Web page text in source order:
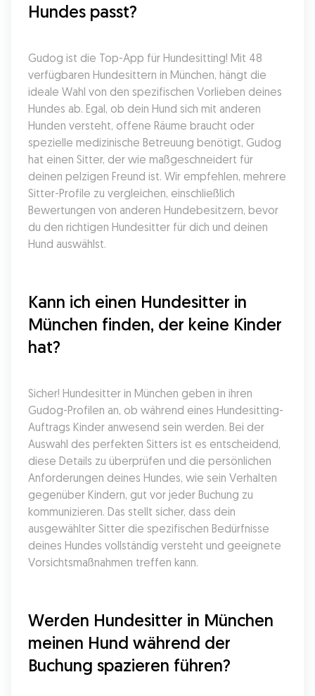
Hundes passt?
Gudog ist die Top-App für Hundesitting! Mit 48
verfügbaren Hundesittern in München, hängt die
ideale Wahl von den spezifischen Vorlieben deines
Hundes ab. Egal, ob dein Hund sich mit anderen
Hunden versteht, offene Räume braucht oder
spezielle medizinische Betreuung benötigt, Gudog
hat einen Sitter, der wie maßgeschneidert für
deinen pelzigen Freund ist. Wir empfehlen, mehrere
Sitter-Profile zu vergleichen, einschließlich
Bewertungen von anderen Hundebesitzern, bevor
du den richtigen Hundesitter für dich und deinen
Hund auswählst.
Kann ich einen Hundesitter in
München finden, der keine Kinder
hat?
Sicher! Hundesitter in München geben in ihren
Gudog-Profilen an, ob während eines Hundesitting-
Auftrags Kinder anwesend sein werden. Bei der
Auswahl des perfekten Sitters ist es entscheidend,
diese Details zu überprüfen und die persönlichen
Anforderungen deines Hundes, wie sein Verhalten
gegenüber Kindern, gut vor jeder Buchung zu
kommunizieren. Das stellt sicher, dass dein
ausgewählter Sitter die spezifischen Bedürfnisse
deines Hundes vollständig versteht und geeignete
Vorsichtsmaßnahmen treffen kann.
Werden Hundesitter in München
meinen Hund während der
Buchung spazieren führen?